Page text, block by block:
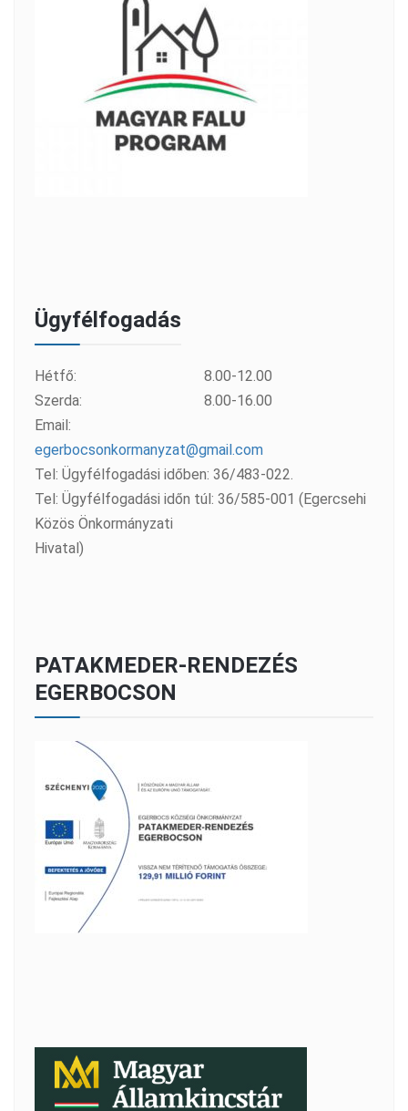
Ügyfélfogadás
Hétfő:
8.00-12.00
Szerda:
8.00-16.00
Email:
egerbocsonkormanyzat@gmail.com
Tel: Ügyfélfogadási időben: 36/483-022.
Tel: Ügyfélfogadási időn túl: 36/585-001 (Egercsehi
Közös Önkormányzati
Hivatal)
PATAKMEDER-RENDEZÉS
EGERBOCSON